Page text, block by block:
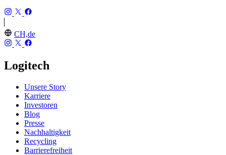
CH,de
Logitech
Unsere Story
Karriere
Investoren
Blog
Presse
Nachhaltigkeit
Recycling
Barrierefreiheit